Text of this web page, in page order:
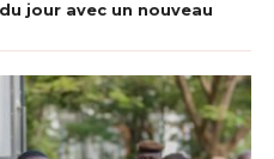
jour avec un nouveau